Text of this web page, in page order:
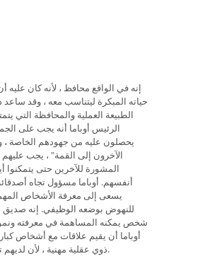
إنه في الواقع محافظ ، لأنه كان عليه
حياته المبكرة ليتناسب معه ، وقد
الطبيعة العملية والمحافظة التي
الرئيس أوباما أنه يجب على
يحصلون عليه من جهودهم الخاصة ،
الآخرون إلى القمة" ، يجب
المشورة للآخرين حتى
أنفسهم. أوباما مسؤول تجاه
يسعى إلى معرفة الأشخاص
للنهوض بوضعه الوظيفي. إنه
شخص يمكنه المساهمة في معرفته
أوباما أن يقيم علاقات مع أشخاص
ذوي عقلية مهنية ، لأن لديهم تأثيرًا ناضجًا عليه.